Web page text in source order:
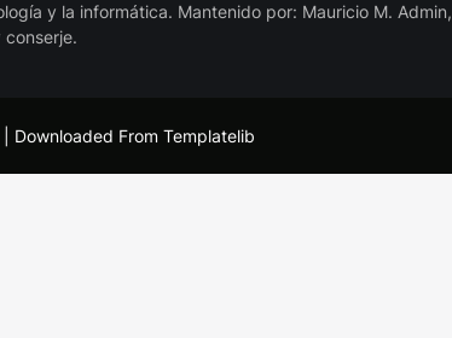
y la informática. Mantenido por: Mauricio M. Admin,
| Downloaded From Templatelib